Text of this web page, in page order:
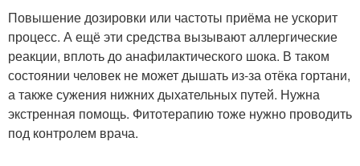
Повышение дозировки или частоты приёма не ускорит
процесс. А ещё эти средства вызывают аллергические
реакции, вплоть до анафилактического шока. В таком
состоянии человек не может дышать из-за отёка гортани,
а также сужения нижних дыхательных путей. Нужна
экстренная помощь. Фитотерапию тоже нужно проводить
под контролем врача.